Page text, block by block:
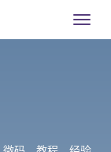
导
航